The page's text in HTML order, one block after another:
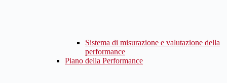
Sistema di misurazione e valutazione della
performance
Piano della Performance